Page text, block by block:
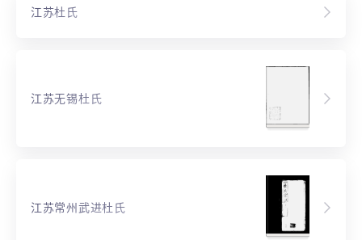
江苏杜氏
江苏无锡杜氏
江苏常州武进杜氏